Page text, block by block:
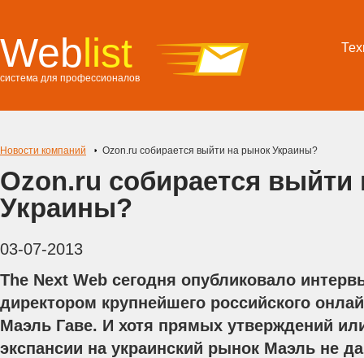
Weblist
система для профессионалов
Новости компаний Ozon.ru собирается выйти на рынок Украины?
Ozon.ru собирается
Украины?
03-07-2013
The Next Web сегодня опубликовало
директором крупнейшего российского
Маэль Гаве. И хотя прямых утверждений
экспансии на украинский рынок Маэль не